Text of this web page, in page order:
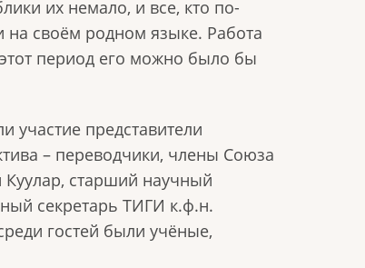
их немало, и все, кто по-
на своём родном языке. Работа
период его можно было бы
участие представители
– переводчики, члены Союза
старший научный
секретарь ТИГИ к.ф.н.
гостей были учёные,